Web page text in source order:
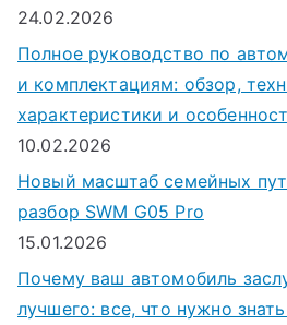
24.02.2026
Полное руководство по
и комплектациям: обзор,
характеристики и
10.02.2026
Новый масштаб семейных
разбор SWM G05 Pro
15.01.2026
Почему ваш автомобиль
лучшего: все, что нужно